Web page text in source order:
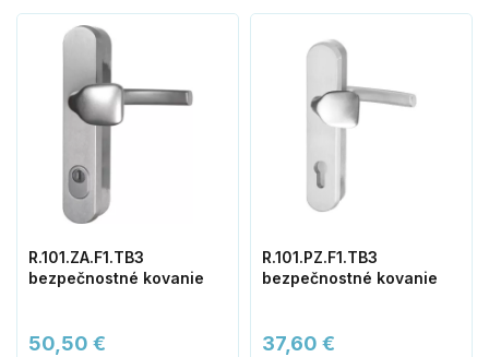
R.101.ZA.F1.TB3
bezpečnostné kovanie
50,50 €
R.101.PZ.F1.TB3
bezpečnostné kovanie
37,60 €